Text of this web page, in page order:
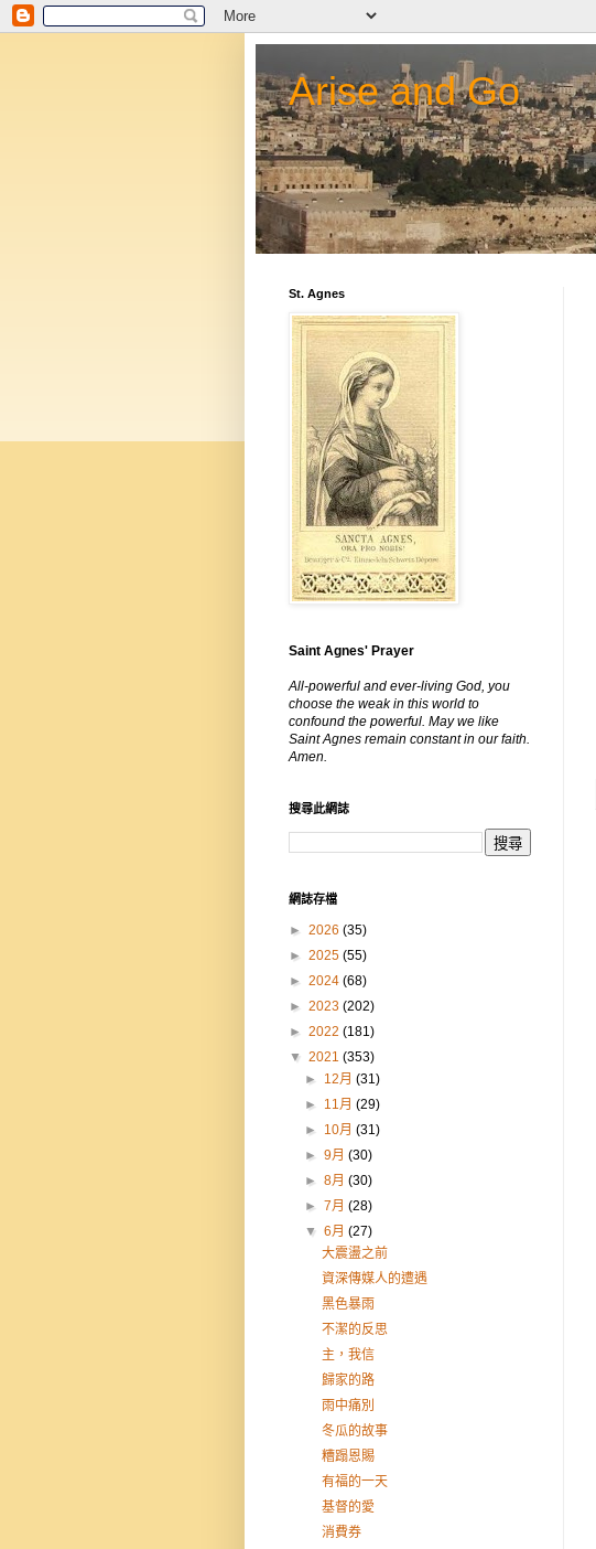
Arise and Go
St. Agnes
Saint Agnes' Prayer
All-powerful and ever-living God, you
choose the weak in this world to
confound the powerful. May we like
Saint Agnes remain constant in our faith.
Amen.
搜尋此網誌
網誌存檔
► 2026 (35)
► 2025 (55)
► 2024 (68)
► 2023 (202)
► 2022 (181)
▼ 2021 (353)
► 12月(31)
► 11月(29)
► 10月(31)
►9月(30)
►8月(30)
►7月(28)
▼6月(27)
大震盪之前
資深傳媒人的遭遇
黑色暴雨
不潔的反思
主，我信
歸家的路
雨中痛別
冬瓜的故事
糟蹋恩賜
有福的一天
基督的愛
消費券